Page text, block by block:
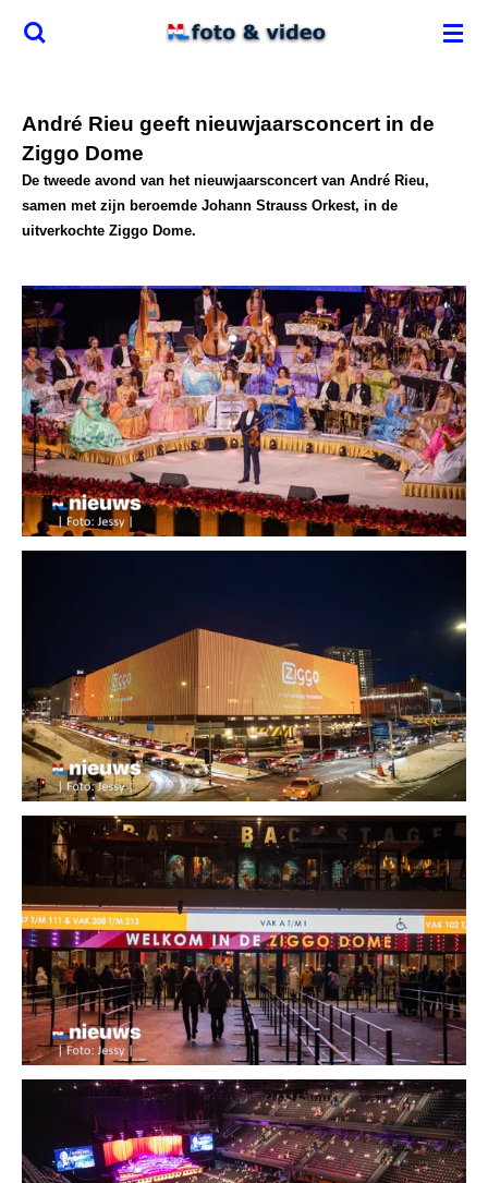
Ga
direct
hoofdinhoud
André Rieu geeft nieuwjaarsconcert in de
Ziggo Dome
De tweede avond van het nieuwjaarsconcert van André Rieu,
samen met zijn beroemde Johann Strauss Orkest, in de
uitverkochte Ziggo Dome.